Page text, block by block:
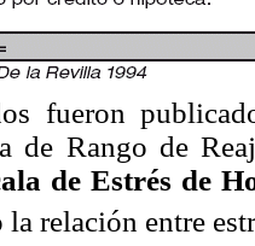
fueron
de Rango de
de Estrés de
la relación entre